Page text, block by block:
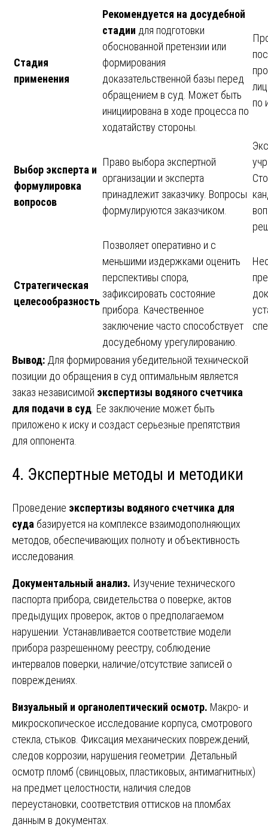
Стадия
применения
Рекомендуется на досудебной
стадии для подготовки
обоснованной претензии или
формирования
доказательственной базы перед
обращением в суд. Может быть
инициирована в ходе процесса по
ходатайству стороны.
по
Выбор эксперта и
формулировка
вопросов
Право выбора экспертной
организации и эксперта
принадлежит заказчику. Вопросы
формулируются заказчиком.
Стратегическая
целесообразность
Позволяет оперативно и с
меньшими издержками оценить
перспективы спора,
зафиксировать состояние
прибора. Качественное
заключение часто способствует
досудебному урегулированию.
Вывод: Для формирования убедительной технической
позиции до обращения в суд оптимальным является
заказ независимой экспертизы водяного счетчика
для подачи в суд. Ее заключение может быть
приложено к иску и создаст серьезные препятствия
для оппонента.
4. Экспертные методы и методики
Проведение экспертизы водяного счетчика для
суда базируется на комплексе взаимодополняющих
методов, обеспечивающих полноту и объективность
исследования.
Документальный анализ. Изучение технического
паспорта прибора, свидетельства о поверке, актов
предыдущих проверок, актов о предполагаемом
нарушении. Устанавливается соответствие модели
прибора разрешенному реестру, соблюдение
интервалов поверки, наличие/отсутствие записей о
повреждениях.
Визуальный и органолептический осмотр. Макро- и
микроскопическое исследование корпуса, смотрового
стекла, стыков. Фиксация механических повреждений,
следов коррозии, нарушения геометрии. Детальный
осмотр пломб (свинцовых, пластиковых, антимагнитных)
на предмет целостности, наличия следов
переустановки, соответствия оттисков на пломбах
данным в документах.